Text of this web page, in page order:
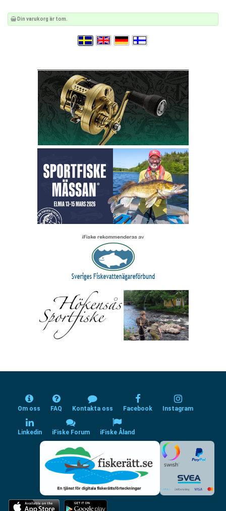
Din varukorg är tom.
Om oss FAQ Kontakta oss Facebook Instagram
Linkedin iFiske Forum iFiske Åland